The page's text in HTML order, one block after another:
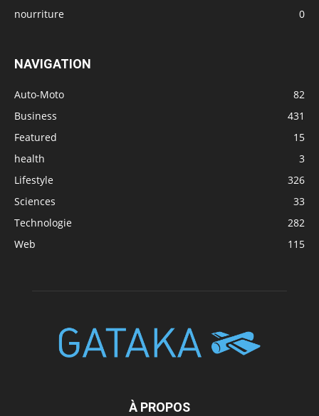
nourriture
0
NAVIGATION
Auto-Moto
82
Business
431
Featured
15
health
3
Lifestyle
326
Sciences
33
Technologie
282
Web
115
À PROPOS